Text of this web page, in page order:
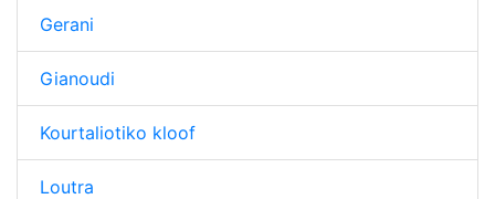
Gerani
Gianoudi
Kourtaliotiko kloof
Loutra